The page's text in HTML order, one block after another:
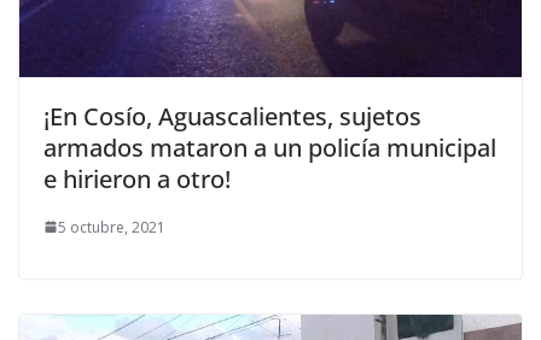
¡En Cosío, Aguascalientes, sujetos
armados mataron a un policía municipal
e hirieron a otro!
5 octubre, 2021